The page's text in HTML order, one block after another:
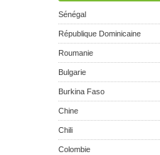
Sénégal
République Dominicaine
Roumanie
Bulgarie
Burkina Faso
Chine
Chili
Colombie